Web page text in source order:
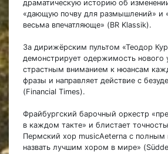
драматическую историю об
«дающую почву для размышлений» и
весьма впечатляюще» (BR Klassik).
За дирижёрским пультом «Теодор
демонстрирует одержимость нового
страстным вниманием к нюансам
фразы и направляет действие с
(Financial Times).
Фрайбургский барочный оркестр
в каждом такте» и блистает
Пермский хор musicAeterna с
назвать лучшим хором в мире»